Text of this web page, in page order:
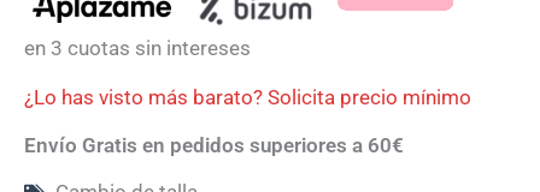
en 3 cuotas sin intereses
¿Lo has visto más barato? Solicita precio mínimo
Envío Gratis en pedidos superiores a 60€